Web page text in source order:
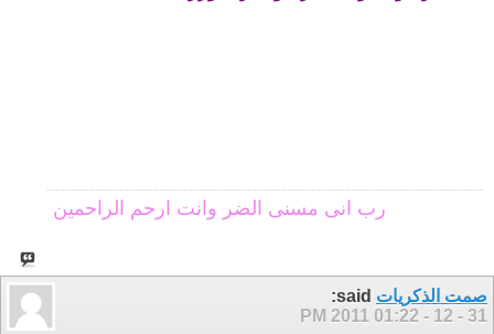
رب انى مسنى الضر وانت ارحم الراحمين
صمت الذكريات
31 - 12 - 2011
01:22 PM